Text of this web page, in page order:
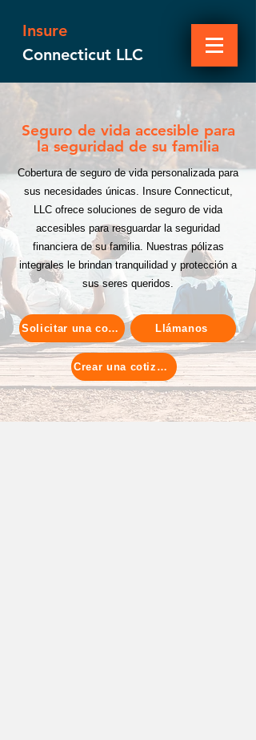
Insure
Connecticut LLC
Seguro de vida accesible para
la seguridad de su familia
Cobertura de seguro de vida personalizada para
sus necesidades únicas. Insure Connecticut,
LLC ofrece soluciones de seguro de vida
accesibles para resguardar la seguridad
financiera de su familia. Nuestras pólizas
integrales le brindan tranquilidad y protección a
sus seres queridos.
Solicitar una cotización Llámanos
Crear una cotización